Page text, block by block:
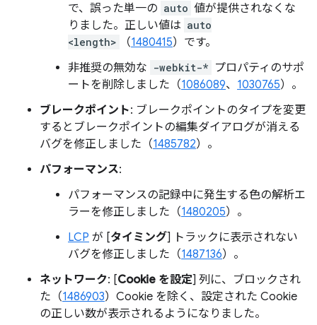
で、誤った単一の auto 値が提供されなくな
りました。正しい値は auto
<length>
（1480415）です。
非推奨の無効な -webkit-* プロパティのサポ
ートを削除しました（1086089、 1030765）。
ブレークポイント: ブレークポイントのタイプを変更
するとブレークポイントの編集ダイアログが消える
バグを修正しました（1485782）。
パフォーマンス:
パフォーマンスの記録中に発生する色の解析エ
ラーを修正しました（1480205）。
LCP が [タイミング] トラックに表示されない
バグを修正しました（1487136）。
ネットワーク: [Cookie を設定] 列に、ブロックされ
た（1486903）Cookie を除く、設定された Cookie
の正しい数が表示されるようになりました。